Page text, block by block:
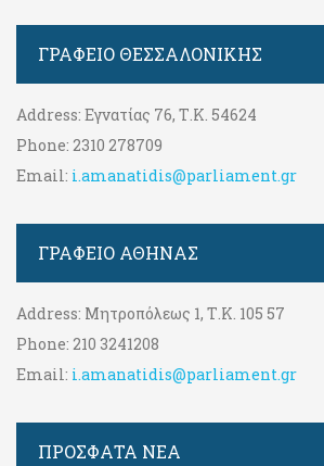
ΓΡΑΦΕΊΟ ΘΕΣΣΑΛΟΝΊΚΗΣ
Address: Εγνατίας 76, Τ.Κ. 54624
Phone: 2310 278709
Email: i.amanatidis@parliament.gr
ΓΡΑΦΕΊΟ ΑΘΉΝΑΣ
Address: Μητροπόλεως 1, Τ.Κ. 105 57
Phone: 210 3241208
Email: i.amanatidis@parliament.gr
ΠΡΟΣΦΑΤΑ ΝΕΑ